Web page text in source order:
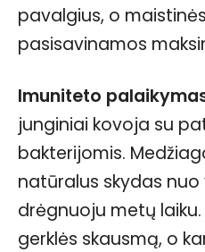
pavalgius, o
pasisavinamos
Imuniteto
junginiai kovoja su
bakterijomis.
natūralus skydas nuo
drėgnuoju metų
gerklės skausmą, o